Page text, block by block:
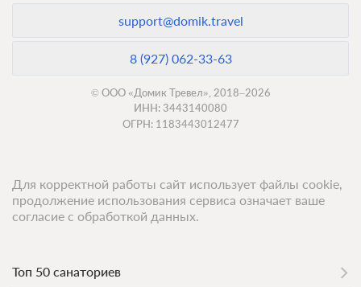
support@domik.travel
8 (927) 062-33-63
© ООО «Домик Тревел», 2018–2026
ИНН: 3443140080
ОГРН: 1183443012477
Топ 50 санаториев
Для корректной работы сайт использует файлы cookie,
продолжение использования сервиса означает ваше
согласие с обработкой данных.